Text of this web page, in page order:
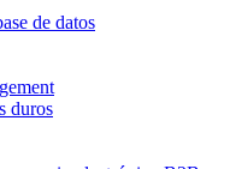
de datos
duros